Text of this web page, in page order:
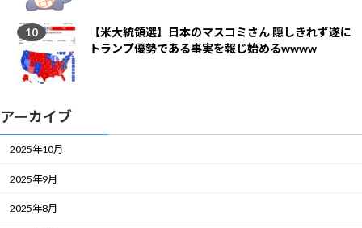
【米大統領選】日本のマスコミさん 隠しきれず遂に
トランプ優勢である事実を報じ始めるwwww
アーカイブ
2025年10月
2025年9月
2025年8月